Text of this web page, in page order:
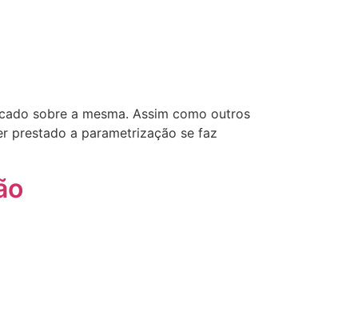
sobre a mesma. Assim como outros
prestado a parametrização se faz